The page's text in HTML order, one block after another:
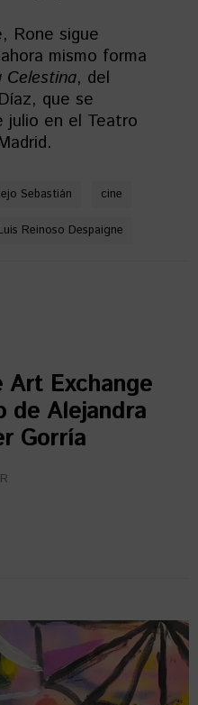
Rone sigue
mismo forma
Celestina, del
que se
julio en el Teatro
Sebastián cine
Reinoso Despaigne
Art Exchange
de Alejandra
Gorría